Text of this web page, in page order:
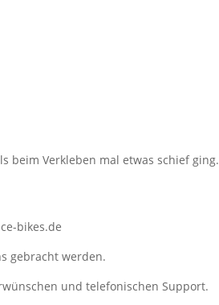
beim Verkleben mal etwas schief ging.
bikes.de
gebracht werden.
und telefonischen Support.